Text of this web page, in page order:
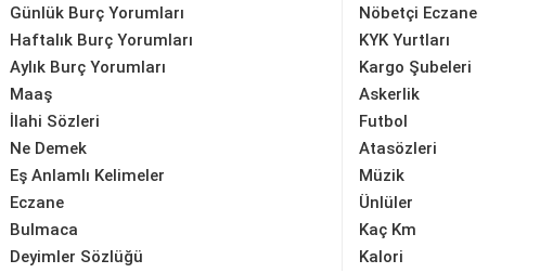
Günlük Burç Yorumları
Haftalık Burç Yorumları
Aylık Burç Yorumları
Maaş
Nöbetçi Eczane
KYK Yurtları
Kargo Şubeleri
Askerlik
İlahi Sözleri
Ne Demek
Eş Anlamlı Kelimeler
Eczane
Bulmaca
Deyimler Sözlüğü
Futbol
Atasözleri
Müzik
Ünlüler
Kaç Km
Kalori